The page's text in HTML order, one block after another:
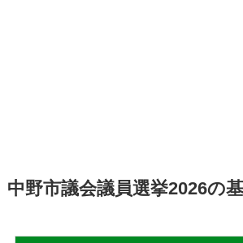
中野市議会議員選挙2026の